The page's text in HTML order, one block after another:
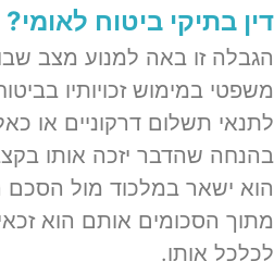
דין בתיקי ביטוח לאומי?
הגבלה זו באה למנוע מצב
משפטי במימוש זכויותיו
לתנאי תשלום דרקוניים או
בהנחה שהדבר יזכה אותו
הוא ישאר במלכוד מול הסכם
מתוך הסכומים אותם הוא
לכלכל אותו.